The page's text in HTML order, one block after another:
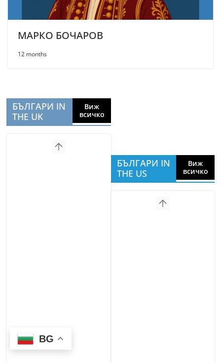
МАРКО БОЧАРОВ
12 months
БЪЛГАРИ IN
THE UK
Виж
всичко
БЪЛГАРИ IN
THE US
Виж
всичко
BG